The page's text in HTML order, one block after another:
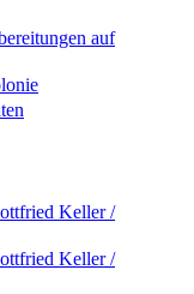
auf
Keller /
Keller /